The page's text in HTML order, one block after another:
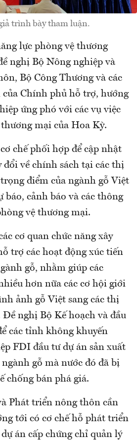
trình bày tham luận.
lực phòng vệ thương
nghị Bộ Nông nghiệp và
Bộ Công Thương và các
của Chính phủ hỗ trợ, hướng
ứng phó với các vụ việc
mại của Hoa Kỳ.
chế phối hợp để cập nhật
về chính sách tại các thị
điểm của ngành gỗ Việt
báo, cảnh báo và các thông
vệ thương mại.
cơ quan chức năng xây
trợ các hoạt động xúc tiến
gỗ, nhằm giúp các
hơn nữa các cơ hội giới
ảnh gỗ Việt sang các thị
nghị Bộ Kế hoạch và đầu
các tỉnh không khuyến
FDI đầu tư dự án sản xuất
ngành gỗ mà nước đó đã bị
chống bán phá giá.
Phát triển nông thôn cần
tới có cơ chế hỗ phát triển
án cấp chứng chỉ quản lý